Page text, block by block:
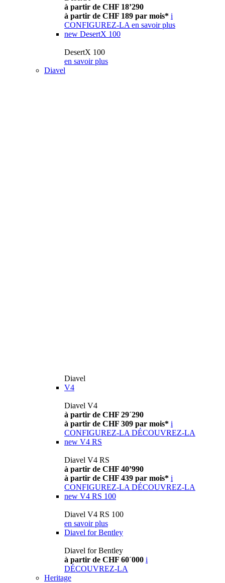
à partir de CHF 18’290
à partir de CHF 189 par mois* i
CONFIGUREZ-LA en savoir plus
new DesertX 100
DesertX 100
en savoir plus
Diavel
Diavel
V4
Diavel V4
à partir de CHF 29´290
à partir de CHF 309 par mois* i
CONFIGUREZ-LA DÉCOUVREZ-LA
new V4 RS
Diavel V4 RS
à partir de CHF 40’990
à partir de CHF 439 par mois* i
CONFIGUREZ-LA DÉCOUVREZ-LA
new V4 RS 100
Diavel V4 RS 100
en savoir plus
Diavel for Bentley
Diavel for Bentley
à partir de CHF 60´000 i
DÉCOUVREZ-LA
Heritage